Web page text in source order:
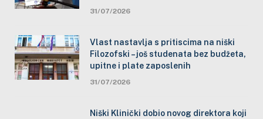
31/07/2026
Vlast nastavlja s pritiscima na niški
Filozofski – još studenata bez budžeta,
upitne i plate zaposlenih
31/07/2026
Niški Klinički dobio novog direktora koji